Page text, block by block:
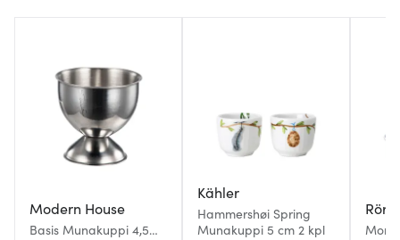
Modern House
Basis Munakuppi 4,5
Kähler
Hammershøi Spring
Munakuppi 5 cm 2 kpl
Mon